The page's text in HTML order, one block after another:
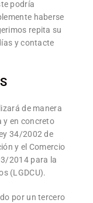
podría
haberse
repita su
y contacte
de manera
y en concreto
34/2002 de
y el Comercio
2014 para la
(LGDCU).
por un tercero